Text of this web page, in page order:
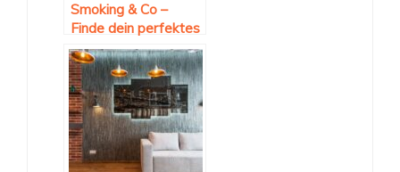
Smoking & Co –
Finde dein perfektes
Outfit!